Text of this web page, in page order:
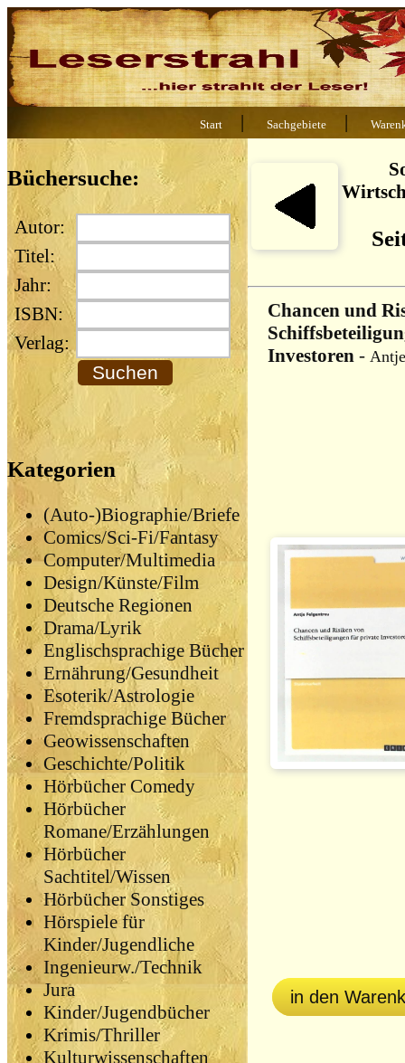
Start | Sachgebiete |
Büchersuche:
Autor:
Titel:
Jahr:
ISBN:
Verlag:
Kategorien
(Auto-)Biographie/Briefe
Comics/Sci-Fi/Fantasy
Computer/Multimedia
Design/Künste/Film
Deutsche Regionen
Drama/Lyrik
Englischsprachige Bücher
Ernährung/Gesundheit
Esoterik/Astrologie
Fremdsprachige Bücher
Geowissenschaften
Geschichte/Politik
Hörbücher Comedy
Hörbücher
Romane/Erzählungen
Hörbücher
Sachtitel/Wissen
Hörbücher Sonstiges
Hörspiele für
Kinder/Jugendliche
Ingenieurw./Technik
Jura
Kinder/Jugendbücher
Krimis/Thriller
Kulturwissenschaften
Chancen und
Investoren -
in den